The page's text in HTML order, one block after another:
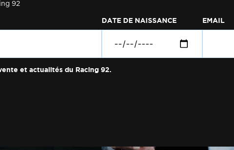
92
DATE DE NAISSANCE EMAIL
et actualités du Racing 92.